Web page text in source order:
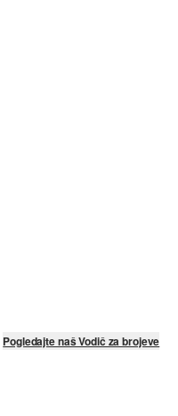
Pogledajte naš Vodič za brojeve